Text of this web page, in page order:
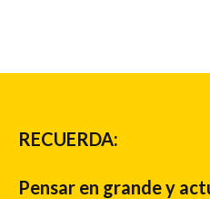
RECUERDA:
Pensar en grande y